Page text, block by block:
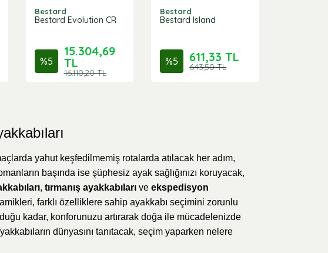
Bestard
Bestard Evolution CR
%5
15.304,69
TL
16.110,20 TL
Bestard
Bestard Island
%5 611,33 TL
643,50 TL
yahut keşfedilmemiş rotalarda atılacak her adım,
başında ise şüphesiz ayak sağlığınızı koruyacak,
, tırmanış ayakkabıları ve ekspedisyon
farklı özelliklere sahip ayakkabı seçimini zorunlu
kadar, konforunuzu artırarak doğa ile mücadelenizde
dünyasını tanıtacak, seçim yaparken nelere